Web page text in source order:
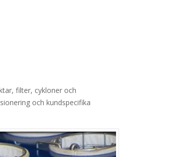
filter, cykloner och
och kundspecifika